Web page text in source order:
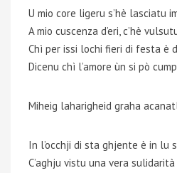
U mio core ligeru s’hè lasciatu
A mio cuscenza d’eri, c’hè
Chì per issi lochi fieri di festa è
Dicenu chì l’amore ùn si pò
Miheig laharigheid graha
In l’occhji di sta ghjente è in lu
C’aghju vistu una vera sulidarità